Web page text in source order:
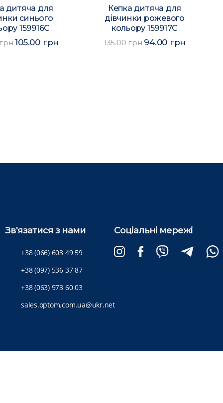
дитяча для
синього
159916C
105.00 грн
Кепка дитяча для
дівчинки рожевого
кольору 159917C
135.00 грн 94.00 грн
Зв'язатися з нами
+38 (066) 603 49 59
+38 (097) 536 37 87
+38 (063) 973 60 03
sales.optom.com.ua@ukr.net
Соціальні мережі